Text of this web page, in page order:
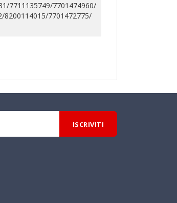
7711135749/7701474960/
8200114015/7701472775/